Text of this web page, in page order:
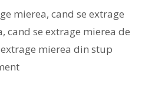
mierea,cand se extrage
, cand se extrage mierea de
mierea din stup